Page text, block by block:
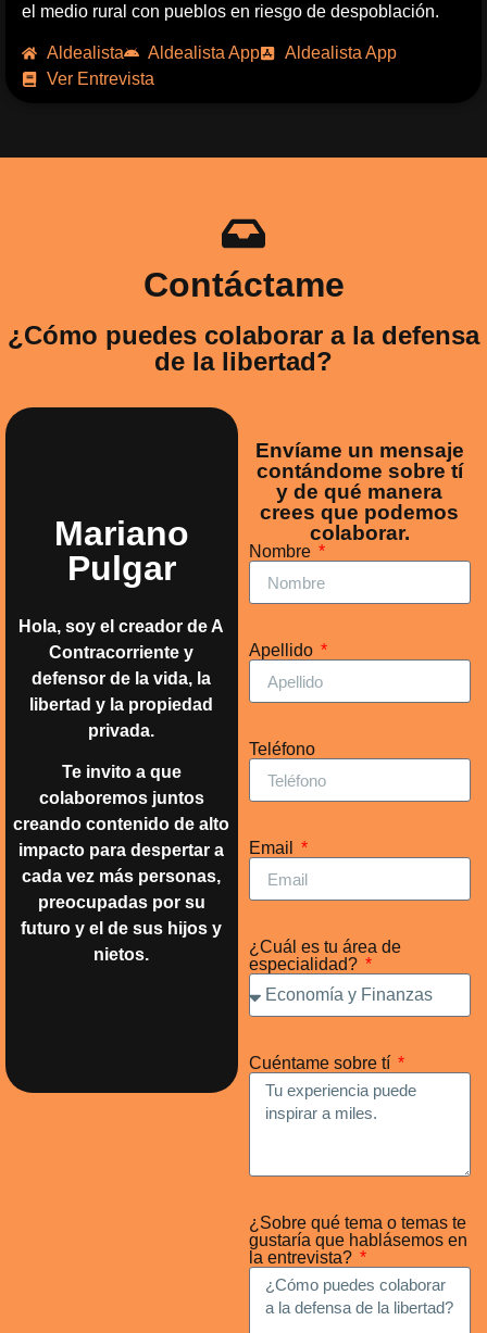
el medio rural con pueblos en riesgo de despoblación.
Aldealista Aldealista App
Aldealista App
Ver Entrevista
Contáctame
¿Cómo puedes colaborar a la defensa
de la libertad?
Mariano
Pulgar
Hola, soy el creador de A
Contracorriente y
defensor de la vida, la
libertad y la propiedad
privada.
Te invito a que
colaboremos juntos
creando contenido de alto
impacto para despertar a
cada vez más personas,
preocupadas por su
futuro y el de sus hijos y
nietos.
Envíame un mensaje
contándome sobre tí
y de qué manera
crees que podemos
colaborar.
Nombre
Apellido
Teléfono
Email
¿Cuál es tu área de
especialidad?
Cuéntame sobre tí
¿Sobre qué tema o temas te
gustaría que hablásemos en
la entrevista?